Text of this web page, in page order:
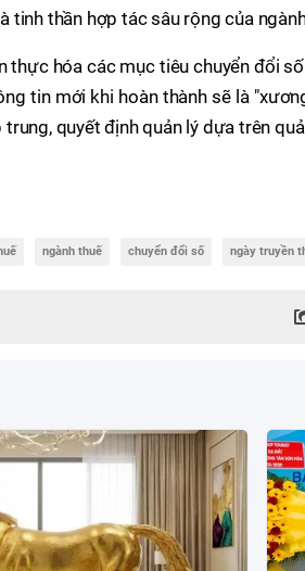
tinh thần hợp tác sâu rộng của
thực hóa các mục tiêu chuyển đổi
tin mới khi hoàn thành sẽ là
trung, quyết định quản lý dựa trên
ngành thuế chuyển đổi số ngày truyền